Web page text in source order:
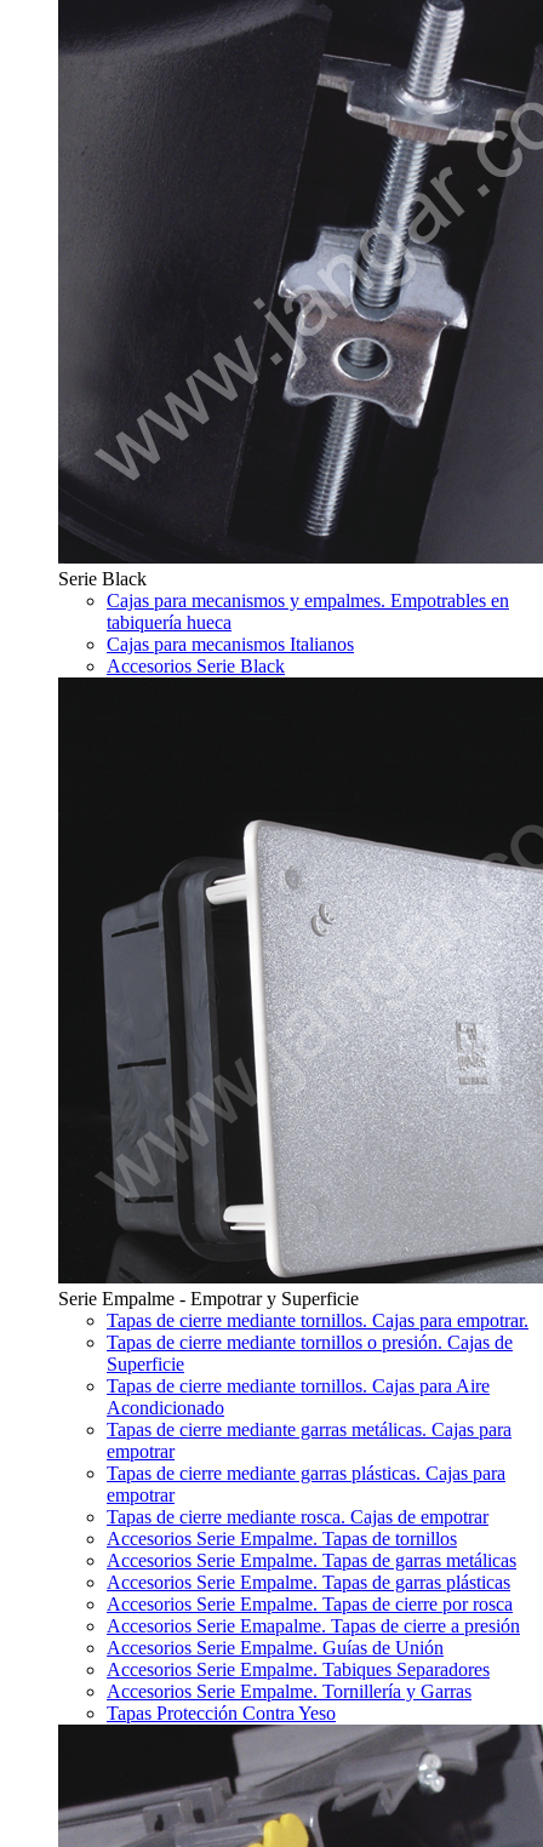
Serie Black
Cajas para mecanismos y empalmes. Empotrables en
tabiquería hueca
Cajas para mecanismos Italianos
Accesorios Serie Black
Serie Empalme - Empotrar y Superficie
Tapas de cierre mediante tornillos. Cajas para empotrar.
Tapas de cierre mediante tornillos o presión. Cajas de
Superficie
Tapas de cierre mediante tornillos. Cajas para Aire
Acondicionado
Tapas de cierre mediante garras metálicas. Cajas para
empotrar
Tapas de cierre mediante garras plásticas. Cajas para
empotrar
Tapas de cierre mediante rosca. Cajas de empotrar
Accesorios Serie Empalme. Tapas de tornillos
Accesorios Serie Empalme. Tapas de garras metálicas
Accesorios Serie Empalme. Tapas de garras plásticas
Accesorios Serie Empalme. Tapas de cierre por rosca
Accesorios Serie Emapalme. Tapas de cierre a presión
Accesorios Serie Empalme. Guías de Unión
Accesorios Serie Empalme. Tabiques Separadores
Accesorios Serie Empalme. Tornillería y Garras
Tapas Protección Contra Yeso